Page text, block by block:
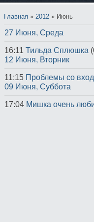
Главная » 2012 » Июнь
27 Июня, Среда
16:11 Тильда Сплюшка
12 Июня, Вторник
11:15 Проблемы со
09 Июня, Суббота
17:04 Мишка очень